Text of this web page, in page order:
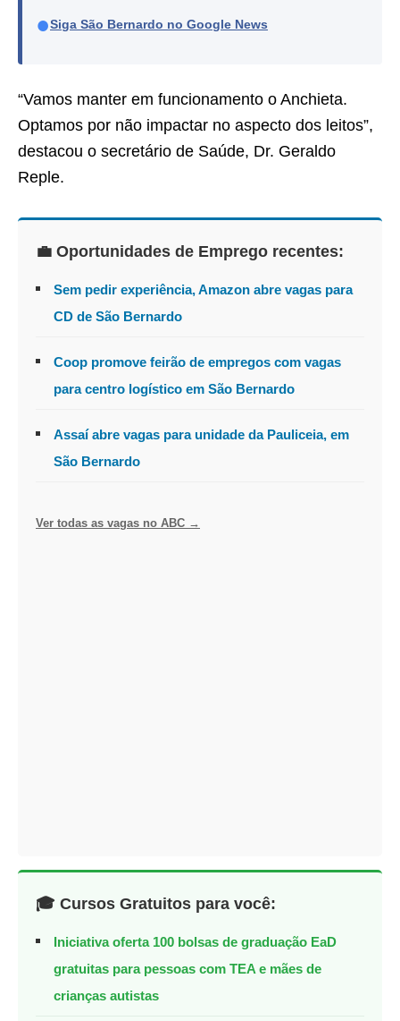
●Siga São Bernardo no Google News
“Vamos manter em funcionamento o Anchieta.
Optamos por não impactar no aspecto dos leitos”,
destacou o secretário de Saúde, Dr. Geraldo
Reple.
💼 Oportunidades de Emprego recentes:
Sem pedir experiência, Amazon abre vagas para
CD de São Bernardo
Coop promove feirão de empregos com vagas
para centro logístico em São Bernardo
Assaí abre vagas para unidade da Pauliceia, em
São Bernardo
Ver todas as vagas no ABC →
🎓 Cursos Gratuitos para você:
Iniciativa oferta 100 bolsas de graduação EaD
gratuitas para pessoas com TEA e mães de
crianças autistas